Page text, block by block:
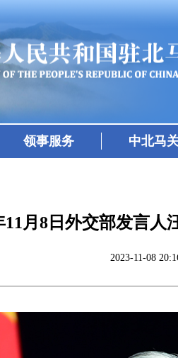
领事服务 中北马
11月8日外交部发言人
2023-11-08